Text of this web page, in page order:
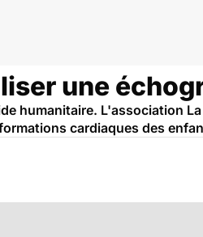
une
humanitaire. L'association
cardiaques des